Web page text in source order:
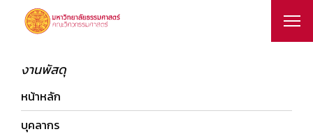
งานพัสดุ
หน้าหลัก
บุคลากร